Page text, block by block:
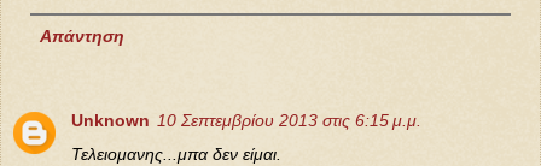
Απάντηση
Unknown 10 Σεπτεμβρίου 2013 στις 6:15 μ.μ.
Τελειομανης...μπα δεν είμαι.